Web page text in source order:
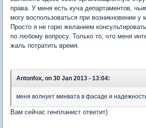
права. У меня есть куча департаментов,
могу воспользоваться при возникновении у
Просто я не горю желанием
по любому вопросу. Только то, что меня
жаль потратить время.
Antonfox, on 30 Jan 2013 - 13:04:
меня волнует минвата в фасаде и
Вам сейчас генпланист ответит)